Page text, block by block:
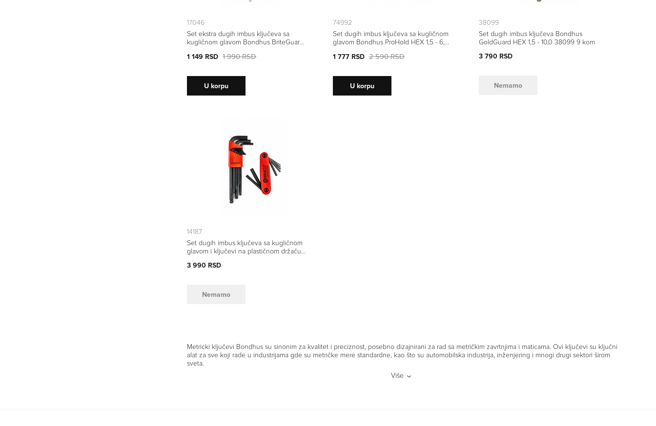
17046
Set ekstra dugih imbus ključeva sa
kugličnom glavom Bondhus BriteGuard
1 149 RSD 1 990 RSD
U korpu
74992
Set dugih imbus ključeva sa kugličnom
glavom Bondhus ProHold HEX 1,5 - 6,0
1 777 RSD 2 590 RSD
U korpu
38099
Set dugih imbus ključeva Bondhus
GoldGuard HEX 1,5 - 10,0 38099 9 kom
3 790 RSD
Nemamo
14187
Set dugih imbus ključeva sa kugličnom
glavom i ključevi na plastičnom držaču
3 990 RSD
Nemamo
Metricki ključevi Bondhus su sinonim za kvalitet i preciznost, posebno dizajnirani za rad sa metričkim zavrtnjima i maticama. Ovi ključevi su ključni
alat za sve koji rade u industrijama gde su metričke mere standardne, kao što su automobilska industrija, inženjering i mnogi drugi sektori širom
sveta.
Više